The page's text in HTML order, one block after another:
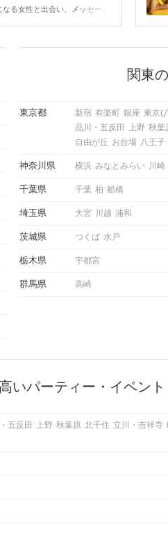
メッセージのコツは？
なる女性と出会い、メッセージ
じえながら解説するので、ぜひ
関東
東京都 新宿 有楽町 銀座 東京(
品川・五反田
上野 秋葉
自由が丘 お台場 八王子
神奈川県 横浜 みなとみらい 川崎
千葉県 千葉 柏 船橋
埼玉県 大宮 川越 浦和
茨城県 つくば 水戸
栃木県 宇都宮
群馬県 高崎
いパーティー・イベント
五反田 上野 秋葉原 北千住 立川・吉祥寺